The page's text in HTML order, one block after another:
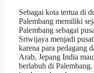
Sebagai kota tertua di
Palembang memiliki
Palembang sebagai
Sriwijaya menjadi
karena para pedagang
Arab, Jepang India
berlabuh di